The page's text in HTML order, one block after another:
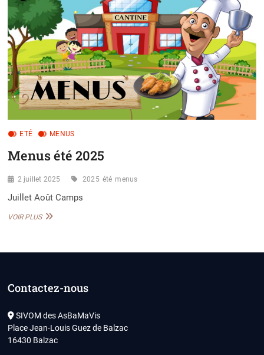
ETÉ MENUS
Menus été 2025
2 juillet 2025 2025 été menus
Juillet Août Camps
VOIR PLUSMENUS
Contactez-nous
SIVOM des AsBaMaVis
Place Jean-Louis Guez de Balzac
16430 Balzac